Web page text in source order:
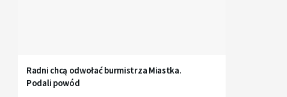
Radni chcą odwołać burmistrza Miastka.
Podali powód